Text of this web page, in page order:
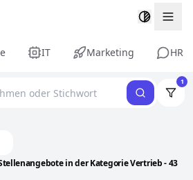
IT Marketing HR
1
in der Kategorie Vertrieb - 43